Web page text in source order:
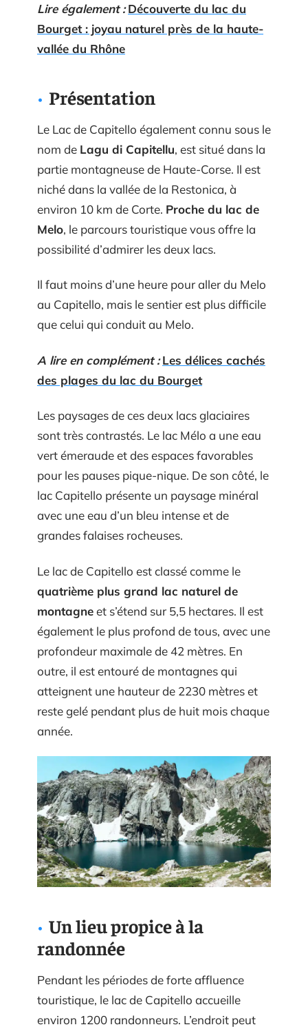
Lire également : Découverte du lac du
Bourget : joyau naturel près de la haute-
vallée du Rhône
Présentation
Le Lac de Capitello également connu sous le
nom de Lagu di Capitellu, est situé dans la
partie montagneuse de Haute-Corse. Il est
niché dans la vallée de la Restonica, à
environ 10 km de Corte. Proche du lac de
Melo, le parcours touristique vous offre la
possibilité d’admirer les deux lacs.
Il faut moins d’une heure pour aller du Melo
au Capitello, mais le sentier est plus difficile
que celui qui conduit au Melo.
A lire en complément : Les délices cachés
des plages du lac du Bourget
Les paysages de ces deux lacs glaciaires
sont très contrastés. Le lac Mélo a une eau
vert émeraude et des espaces favorables
pour les pauses pique-nique. De son côté, le
lac Capitello présente un paysage minéral
avec une eau d’un bleu intense et de
grandes falaises rocheuses.
Le lac de Capitello est classé comme le
quatrième plus grand lac naturel de
montagneet s’étend sur 5,5 hectares. Il est
également le plus profond de tous, avec une
profondeur maximale de 42 mètres. En
outre, il est entouré de montagnes qui
atteignent une hauteur de 2230 mètres et
reste gelé pendant plus de huit mois chaque
année.
Un lieu propice à la
randonnée
Pendant les périodes de forte affluence
touristique, le lac de Capitello accueille
environ 1200 randonneurs. L’endroit peut